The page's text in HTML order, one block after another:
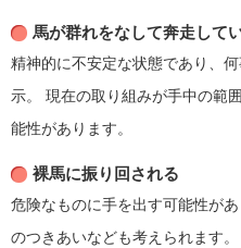
馬が群れをなして奔走して
精神的に不安定な状態であり、
示。
現在の取り組みが手中の範
能性があります。
裸馬に振り回される
危険なものに手を出す可能性があ
のつきあいなども考えられます。